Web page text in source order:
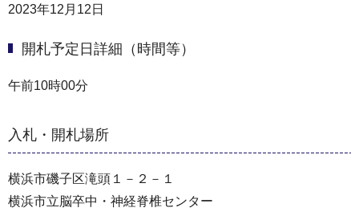
2023年12月12日
開札予定日詳細（時間等）
午前10時00分
入札・開札場所
横浜市磯子区滝頭１－２－１
横浜市立脳卒中・神経脊椎センター